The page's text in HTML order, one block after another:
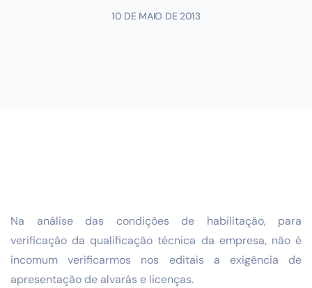
10 DE MAIO DE 2013
Na análise das condições de habilitação, para
verificação da qualificação técnica da empresa, não é
incomum verificarmos nos editais a exigência de
apresentação de alvarás e licenças.